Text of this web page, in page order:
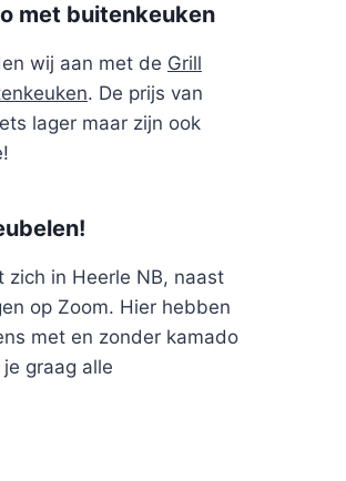
met buitenkeuken
wij aan met de Grill
. De prijs van
lager maar zijn ook
zich in Heerle NB, naast
op Zoom. Hier hebben
met en zonder kamado
graag alle